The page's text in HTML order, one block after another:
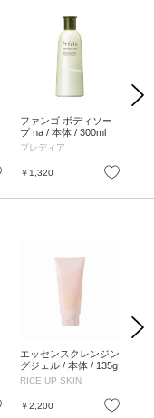
お気に入り
ファンゴ ボディソー
プ na / 本体 / 300ml
プレディア
￥1,320
Next
お気に入り
エッセンスクレンジン
グジェル / 本体 / 135g
RICE UP SKIN
￥2,200
Next